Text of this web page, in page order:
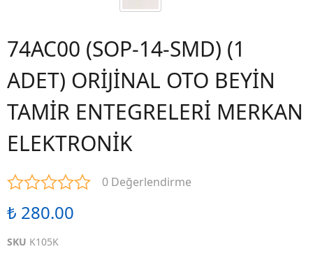
74AC00 (SOP-14-SMD) (1
ADET) ORİJİNAL OTO BEYİN
TAMİR ENTEGRELERİ MERKAN
ELEKTRONİK
0 Değerlendirme
₺ 280.00
SKU K105K